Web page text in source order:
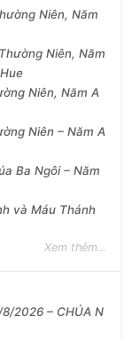
Niên, Năm
Niên, Năm
Niên, Năm A
Niên – Năm A
Ba Ngôi – Năm
và Máu Thánh
Xem thêm...
2026 – CHÚA N